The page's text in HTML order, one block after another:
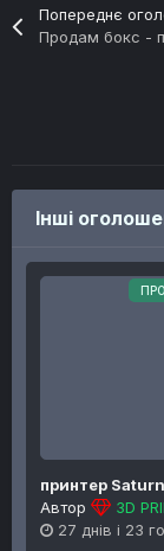
Попереднє
Продам бокс -
Інші
Автор
3D
27 днів і 23